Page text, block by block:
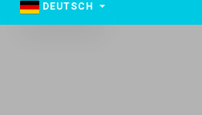
DEUTSCH